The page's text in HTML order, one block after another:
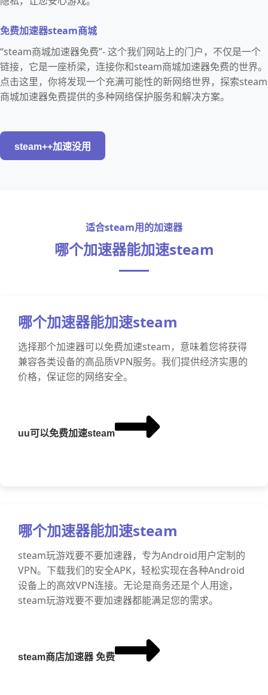
免费加速器steam商城
“steam商城加速器免费”- 这个我们网站上的门户，不仅是一个
链接，它是一座桥梁，连接你和steam商城加速器免费的世界。
点击这里，你将发现一个充满可能性的新网络世界，探索steam
商城加速器免费提供的多种网络保护服务和解决方案。
steam++加速没用
适合steam用的加速器
哪个加速器能加速steam
哪个加速器能加速steam
选择那个加速器可以免费加速steam，意味着您将获得
兼容各类设备的高品质VPN服务。我们提供经济实惠的
价格，保证您的网络安全。
uu可以免费加速steam
哪个加速器能加速steam
steam玩游戏要不要加速器，专为Android用户定制的
VPN。下载我们的安全APK，轻松实现在各种Android
设备上的高效VPN连接。无论是商务还是个人用途，
steam玩游戏要不要加速器都能满足您的需求。
steam商店加速器 免费